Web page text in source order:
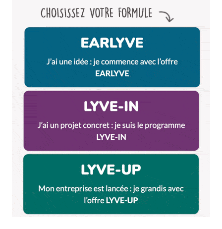
navigateur pour mon prochain commentaire.